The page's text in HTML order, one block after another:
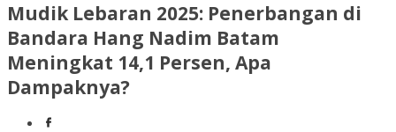
Mudik Lebaran 2025: Penerbangan di
Bandara Hang Nadim Batam
Meningkat 14,1 Persen, Apa
Dampaknya?